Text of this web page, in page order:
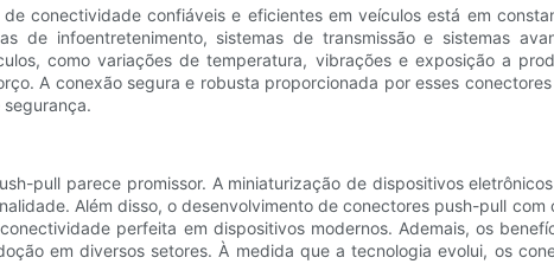
conectividade confiáveis ​​e eficientes em veículos está em
de infoentretenimento, sistemas de transmissão e sistemas
como variações de temperatura, vibrações e exposição a
A conexão segura e robusta proporcionada por esses
pull parece promissor. A miniaturização de dispositivos
Além disso, o desenvolvimento de conectores push-pull
perfeita em dispositivos modernos. Ademais, os
em diversos setores. À medida que a tecnologia evolui, os